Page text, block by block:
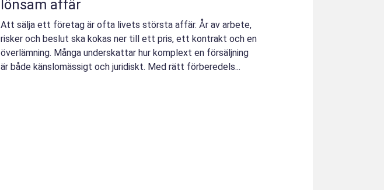
lönsam affär
Att sälja ett företag är ofta livets största affär. År av arbete,
risker och beslut ska kokas ner till ett pris, ett kontrakt och en
överlämning. Många underskattar hur komplext en försäljning
är både känslomässigt och juridiskt. Med rätt förberedels...